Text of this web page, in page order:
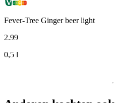
Fever-Tree Ginger beer light
2.99
0,5 l